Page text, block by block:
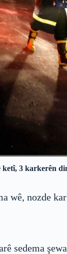
ketî, 3 karkerên
wê, nozde
sedema